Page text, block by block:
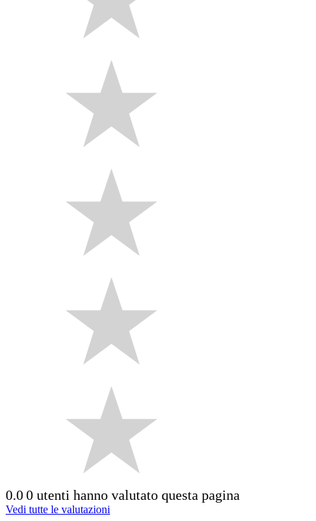
0.00 utenti hanno valutato questa pagina
Vedi tutte le valutazioni